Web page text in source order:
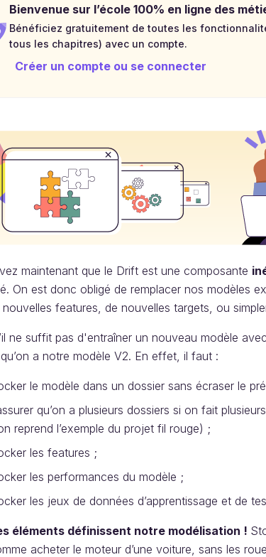
Bienvenue sur l’école 100% en ligne des
Bénéficiez gratuitement de toutes les
tous les chapitres) avec un compte.
Créer un compte ou se connecter
maintenant que le Drift est une composante
On est donc obligé de remplacer nos modèles
features, de nouvelles targets, ou
ne suffit pas d'entraîner un nouveau modèle
a notre modèle V2. En effet, il faut :
le modèle dans un dossier sans écraser le
qu’on a plusieurs dossiers si on fait
reprend l’exemple du projet fil rouge) ;
les features ;
les performances du modèle ;
les jeux de données d’apprentissage et de
éléments définissent notre modélisation !
acheter le moteur d’une voiture, sans les